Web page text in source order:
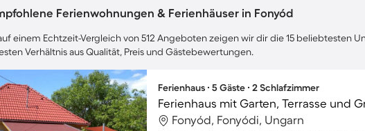
Ferienwohnungen & Ferienhäuser in Fonyód
einem Echtzeit-Vergleich von 512 Angeboten zeigen wir dir die 15 beliebtesten
Verhältnis aus Qualität, Preis und Gästebewertungen.
Ferienhaus ∙ 5 Gäste ∙ 2 Schlafzimmer
Ferienhaus mit Garten, Terrasse und
Fonyód, Fonyódi, Ungarn